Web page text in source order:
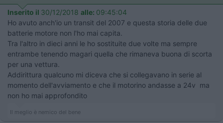
Inserito il 30/12/2018 alle: 09:45:04
Ho avuto anch'io un transit del 2007 e questa storia delle due
batterie motore non l'ho mai capita.
Tra l'altro in dieci anni le ho sostituite due volte ma sempre
entrambe tenendo magari quella che rimaneva buona di scorta
per una vettura.
Addirittura qualcuno mi diceva che si collegavano in serie al
momento dell'avviamento e che il motorino andasse a 24v ma
non ho mai approfondito
Il meglio è nemico del bene